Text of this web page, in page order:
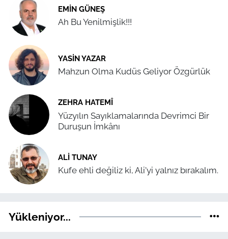
EMIN GÜNEŞ
Ah Bu Yenilmişlik!!!
YASIN YAZAR
Mahzun Olma Kudüs Geliyor Özgürlük
ZEHRA HATEMÎ
Yüzyılın Sayıklamalarında Devrimci Bir
Duruşun İmkânı
ALI TUNAY
Kufe ehli değiliz ki, Ali'yi yalnız bırakalım.
Yükleniyor...